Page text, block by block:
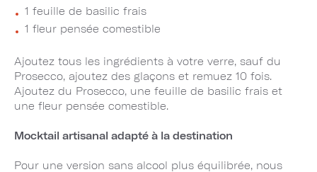
1 feuille de basilic frais
1 fleur pensée comestible
Ajoutez tous les ingrédients à votre verre, sauf du
Prosecco, ajoutez des glaçons et remuez 10 fois.
Ajoutez du Prosecco, une feuille de basilic frais et
une fleur pensée comestible.
Mocktail artisanal adapté à la destination
Pour une version sans alcool plus équilibrée, nous